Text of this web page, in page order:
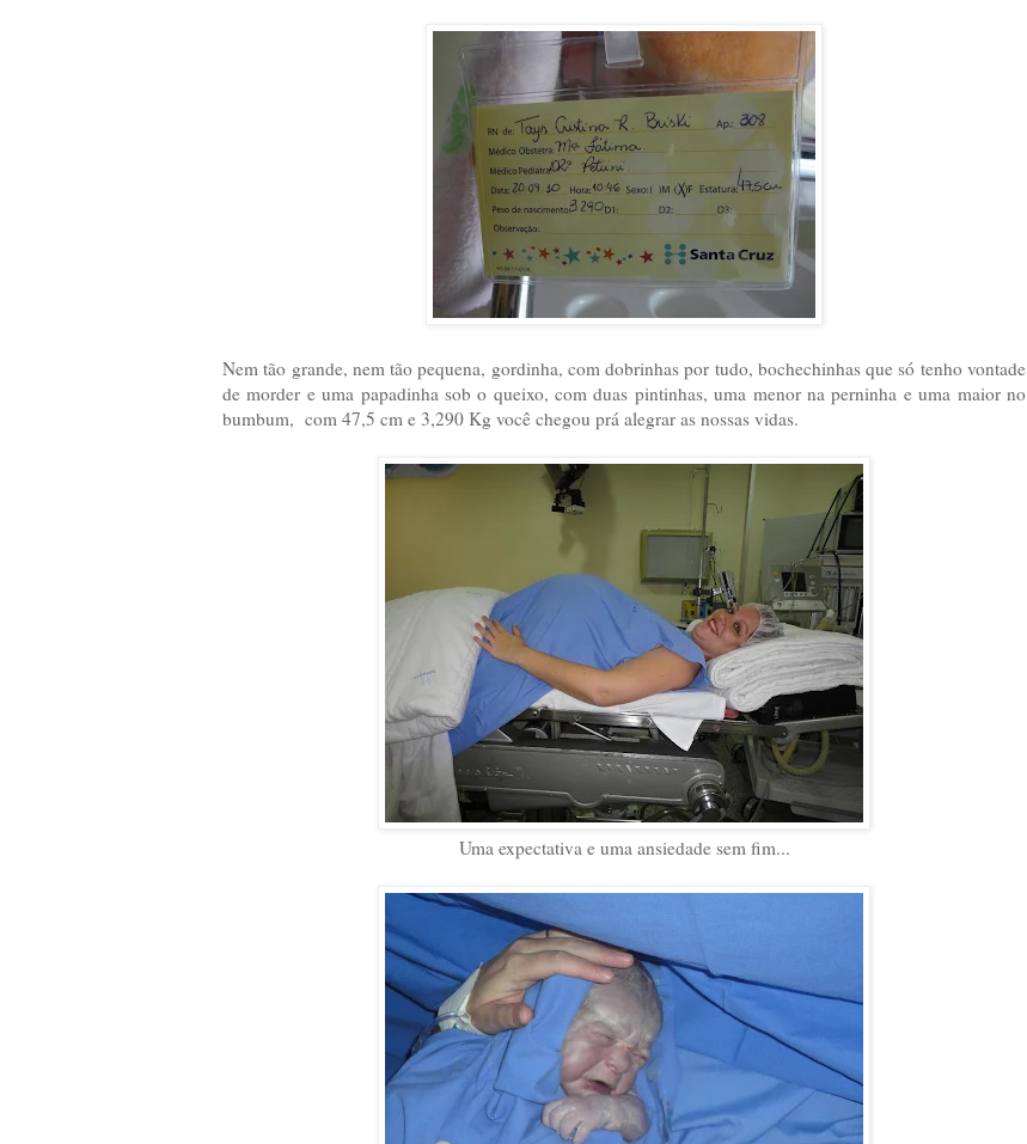
Nem tão grande, nem tão pequena, gordinha, com dobrinhas por tudo, bochechinhas que só tenho vontade
de morder e uma papadinha sob o queixo, com duas pintinhas, uma menor na perninha e uma maior no
bumbum, com 47,5 cm e 3,290 Kg você chegou prá alegrar as nossas vidas.
Uma expectativa e uma ansiedade sem fim...